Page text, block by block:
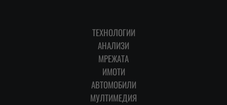
ТЕХНОЛОГИИ
АНАЛИЗИ
МРЕЖАТА
ИМОТИ
АВТОМОБИЛИ
МУЛТИМЕДИЯ